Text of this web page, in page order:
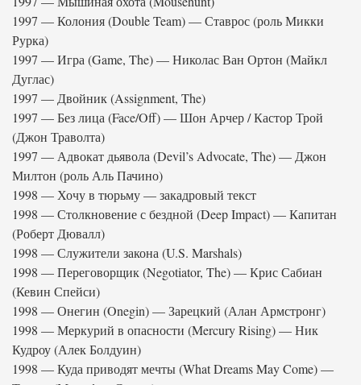
1997 — Колония (Double Team) — Ставрос (роль Микки
Рурка)
1997 — Игра (Game, The) — Николас Ван Ортон (Майкл
Дуглас)
1997 — Двойник (Assignment, The)
1997 — Без лица (Face/Off) — Шон Арчер / Кастор Трой
(Джон Траволта)
1997 — Адвокат дьявола (Devil’s Advocate, The) — Джон
Милтон (роль Аль Пачино)
1998 — Хочу в тюрьму — закадровый текст
1998 — Столкновение с бездной (Deep Impact) — Капитан
(Роберт Дювалл)
1998 — Служители закона (U.S. Marshals)
1998 — Переговорщик (Negotiator, The) — Крис Сабиан
(Кевин Спейси)
1998 — Онегин (Onegin) — Зарецкий (Алан Армстронг)
1998 — Меркурий в опасности (Mercury Rising) — Ник
Кудроу (Алек Болдуин)
1998 — Куда приводят мечты (What Dreams May Come) —